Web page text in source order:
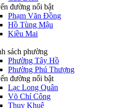
đường nổi bật
Phạm Văn Đồng
Hồ Tùng Mậu
Kiều Mai
sách phường
Phường Tây Hồ
Phường Phú Thượng
đường nổi bật
Lạc Long Quân
Võ Chí Công
Thụy Khuê